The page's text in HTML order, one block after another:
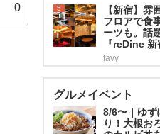
0 5
【新宿】雰
フロアで食
ーツも。話
『reDine
favy
グルメイベント
8/6〜｜ゆず
り！大根お